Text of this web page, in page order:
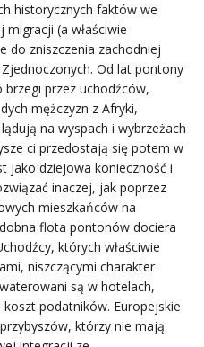
historycznych faktów we
(a właściwie
do zniszczenia zachodniej
Od lat pontony
brzegi przez uchodźców,
mężczyzn z Afryki,
na wyspach i wybrzeżach
ci przedostają się potem w
jako dziejowa konieczność i
inaczej, jak poprzez
mieszkańców na
flota pontonów dociera
których właściwie
niszczącymi charakter
są w hotelach,
podatników. Europejskie
którzy nie mają